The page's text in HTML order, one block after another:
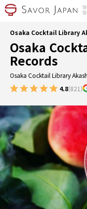
Osaka Cocktail Library
Osaka
Records
Osaka Cocktail Library
4.8(821)